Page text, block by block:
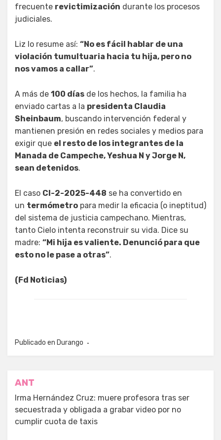
frecuente revictimización durante los procesos
judiciales.
Liz lo resume así: “No es fácil hablar de una
violación tumultuaria hacia tu hija, pero no
nos vamos a callar”.
A más de 100 días de los hechos, la familia ha
enviado cartas a la presidenta Claudia
Sheinbaum, buscando intervención federal y
mantienen presión en redes sociales y medios para
exigir que el resto de los integrantes de la
Manada de Campeche, Yeshua N y Jorge N,
sean detenidos.
El caso CI-2-2025-448 se ha convertido en
un termómetro para medir la eficacia (o ineptitud)
del sistema de justicia campechano. Mientras,
tanto Cielo intenta reconstruir su vida. Dice su
madre: “Mi hija es valiente. Denunció para que
esto no le pase a otras”.
(Fd Noticias)
Publicado en Durango
Navegación
de
entradas
ANT
Irma Hernández Cruz: muere profesora tras ser
secuestrada y obligada a grabar video por no
cumplir cuota de taxis